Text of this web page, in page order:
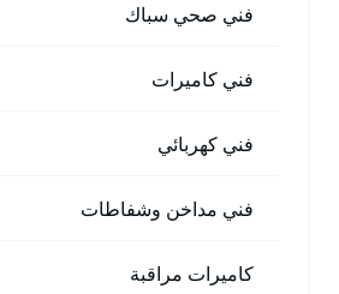
فني صحي سباك
فني كاميرات
فني كهربائي
فني مداخن وشفاطات
كاميرات مراقبة